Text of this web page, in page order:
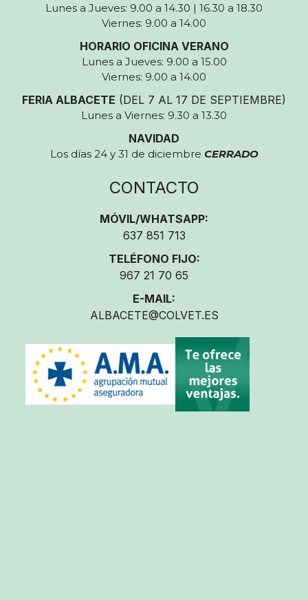
Lunes a Jueves: 9.00 a 14.30 | 16.30 a 18.30
Viernes: 9.00 a 14.00
HORARIO OFICINA VERANO
Lunes a Jueves: 9.00 a 15.00
Viernes: 9.00 a 14.00
FERIA ALBACETE (DEL 7 AL 17 DE SEPTIEMBRE)
Lunes a Viernes: 9.30 a 13.30
NAVIDAD
Los días 24 y 31 de diciembre CERRADO
CONTACTO
MÓVIL/WHATSAPP:
637 851 713
TELÉFONO FIJO:
967 21 70 65
E-MAIL:
ALBACETE@COLVET.ES